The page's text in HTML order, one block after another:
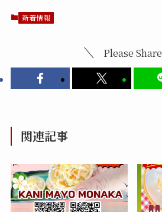
新着情報
Please Share
関連記事